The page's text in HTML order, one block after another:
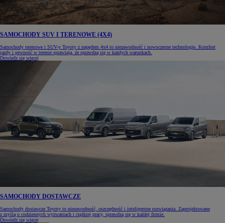
SAMOCHODY SUV I TERENOWE (4X4)
Samochody terenowe i SUV-y Toyoty z napędem 4x4 to niezawodność i nowoczesne technologie. Komfort
jazdy i pewność w terenie sprawiają, że sprawdzą się w każdych warunkach.
Dowiedz się więcej
SAMOCHODY DOSTAWCZE
Samochody dostawcze Toyoty to niezawodność, oszczędność i inteligentne rozwiązania. Zaprojektowane
z myślą o codziennych wyzwaniach i ciężkiej pracy, sprawdzą się w każdej firmie.
Dowiedz się więcej